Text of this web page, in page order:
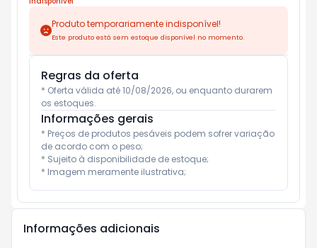
Produto temporariamente indisponível!
Este produto está sem estoque disponível no momento.
Regras da oferta
* Oferta válida até 10/08/2026, ou enquanto durarem
os estoques.
Informações gerais
* Preços de produtos pesáveis podem sofrer variação
de acordo com o peso;
* Sujeito à disponibilidade de estoque;
* Imagem meramente ilustrativa;
Informações adicionais